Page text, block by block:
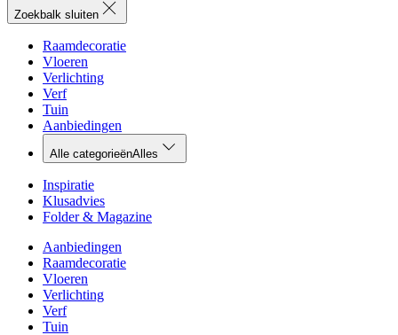
Zoekbalk sluiten
Raamdecoratie
Vloeren
Verlichting
Verf
Tuin
Aanbiedingen
Alle categorieënAlles
Inspiratie
Klusadvies
Folder & Magazine
Aanbiedingen
Raamdecoratie
Vloeren
Verlichting
Verf
Tuin